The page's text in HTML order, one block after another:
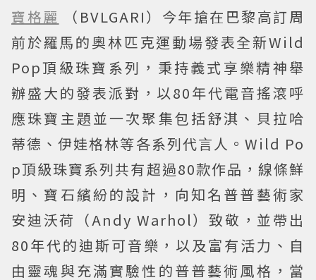
寶格麗
（BVLGARI）今年搶在巴黎高訂周
前於羅馬的奧林匹克運動場發表全新Wild
Pop頂級珠寶系列，秉持義式享樂精神舉
辦盛大的發表派對，以80年代電音搖滾呼
應珠寶主題並一次聚集包括舒淇、貝拉哈
蒂德、伊娃格林等各系列代言人。Wild Po
p頂級珠寶系列共有超過80款作品，線條鮮
明、寶石繽紛的設計，向知名普普藝術家
安迪沃荷（Andy Warhol）致敬，並帶出
80年代的迪斯可音樂，以及富有活力、自
由靈魂與充滿實驗性的普普藝術風格，當